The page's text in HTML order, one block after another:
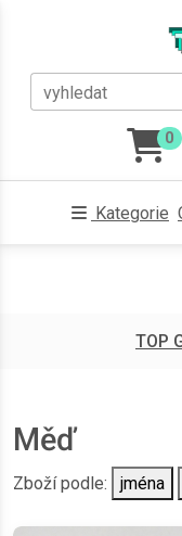
vyhledat
0
Kategorie
TOP
Měď
Zboží podle: jména